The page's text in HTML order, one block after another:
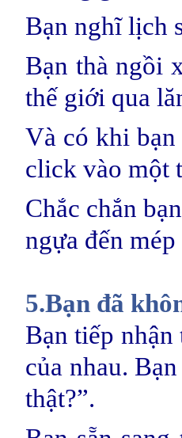
Bạn nghĩ lịch
Bạn thà ngồi
thế giới qua
Và có khi bạn
click vào một
Chắc chắn
ngựa đến
5.Bạn đã
Bạn tiếp
của nhau.
thật?”.